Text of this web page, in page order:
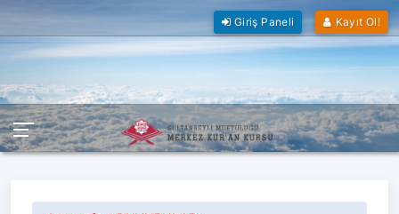
Giriş Paneli Kayıt Ol!